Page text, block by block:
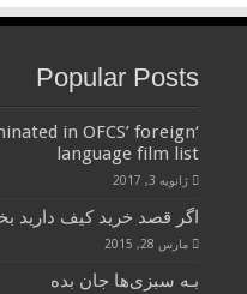
Popular Posts
in OFCS’ foreign
language film list
ژانویه 3, 2017
اگر قصد خرید کیف دارید
مارس 28, 2015
بـه سبزی‌ها جان بده